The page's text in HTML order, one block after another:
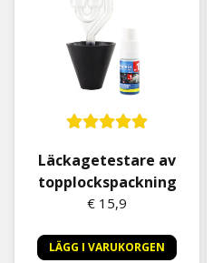
Läckagetestare av
topplockspackning
€ 15,9
LÄGG I VARUKORGEN